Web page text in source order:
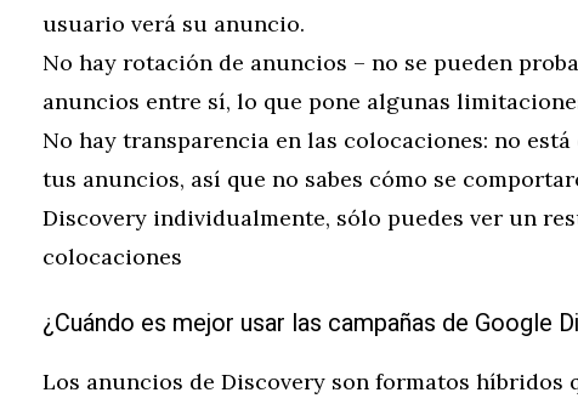
usuario verá su anuncio.
No hay rotación de anuncios – no se pueden
anuncios entre sí, lo que pone algunas
No hay transparencia en las colocaciones: no
tus anuncios, así que no sabes cómo se
Discovery individualmente, sólo puedes ver un
colocaciones
¿Cuándo es mejor usar las campañas de Google
Los anuncios de Discovery son formatos híbridos